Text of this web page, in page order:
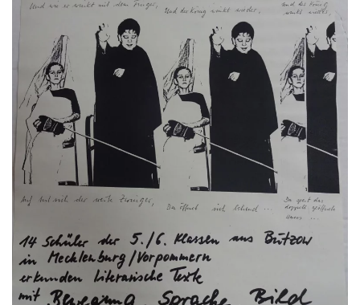
GROSS